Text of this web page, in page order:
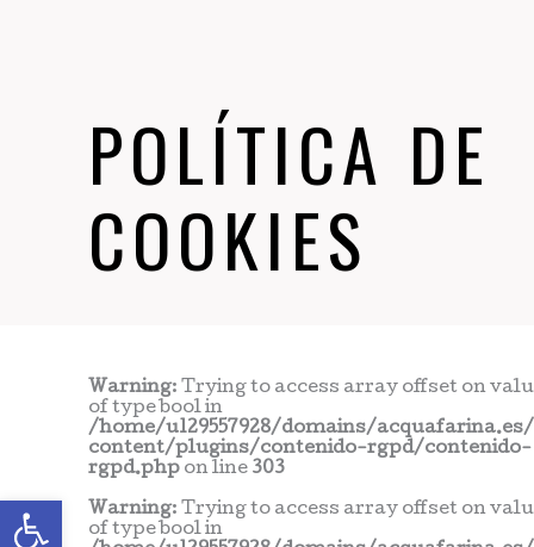
Abrir barra de herramientas
POLÍTICA DE
COOKIES
Warning: Trying to access array offset on
of type bool in
/home/u129557928/domains/
content/plugins/contenido-rgpd/contenido-
rgpd.php on line 303
Warning: Trying to access array offset on
of type bool in